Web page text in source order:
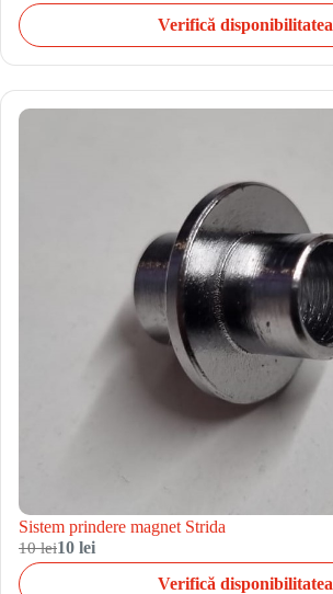
Verifică disponibilitatea
Sistem prindere magnet Strida
10 lei10 lei
Verifică disponibilitatea